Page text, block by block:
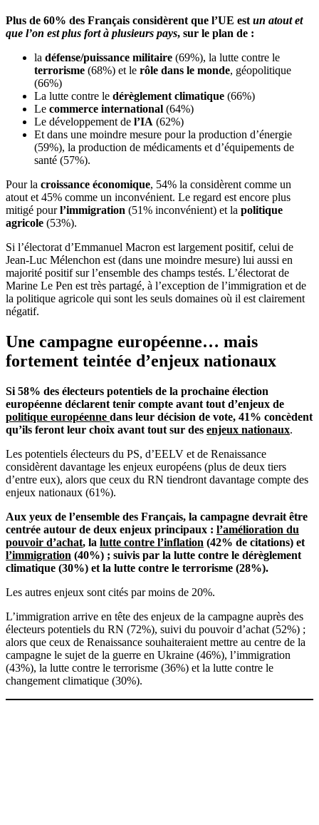
Plus de 60% des Français considèrent que l’UE est un atout et
que l’on est plus fort à plusieurs pays, sur le plan de :
la défense/puissance militaire (69%), la lutte contre le
terrorisme (68%) et le rôle dans le monde, géopolitique
(66%)
La lutte contre le dérèglement climatique (66%)
Le commerce international (64%)
Le développement de l’IA (62%)
Et dans une moindre mesure pour la production d’énergie
(59%), la production de médicaments et d’équipements de
santé (57%).
Pour la croissance économique, 54% la considèrent comme un
atout et 45% comme un inconvénient. Le regard est encore plus
mitigé pourl’immigration (51% inconvénient) et la politique
agricole (53%).
Si l’électorat d’Emmanuel Macron est largement positif, celui de
Jean-Luc Mélenchon est (dans une moindre mesure) lui aussi en
majorité positif sur l’ensemble des champs testés. L’électorat de
Marine Le Pen est très partagé, à l’exception de l’immigration et de
la politique agricole qui sont les seuls domaines où il est clairement
négatif.
Une campagne européenne… mais
fortement teintée d’enjeux nationaux
Si 58% des électeurs potentiels de la prochaine élection
européenne déclarent tenir compte avant tout d’enjeux de
politique européenne dans leur décision de vote, 41% concèdent
qu’ils feront leur choix avant tout sur des enjeux nationaux.
Les potentiels électeurs du PS, d’EELV et de Renaissance
considèrent davantage les enjeux européens (plus de deux tiers
d’entre eux), alors que ceux du RN tiendront davantage compte des
enjeux nationaux (61%).
Aux yeux de l’ensemble des Français, la campagne devrait être
centrée autour de deux enjeux principaux : l’amélioration du
pouvoir d’achat, la lutte contre l’inflation (42% de citations) et
l’immigration (40%) ; suivis par la lutte contre le dérèglement
climatique (30%) et la lutte contre le terrorisme (28%).
Les autres enjeux sont cités par moins de 20%.
L’immigration arrive en tête des enjeux de la campagne auprès des
électeurs potentiels du RN (72%), suivi du pouvoir d’achat (52%) ;
alors que ceux de Renaissance souhaiteraient mettre au centre de la
campagne le sujet de la guerre en Ukraine (46%), l’immigration
(43%), la lutte contre le terrorisme (36%) et la lutte contre le
changement climatique (30%).